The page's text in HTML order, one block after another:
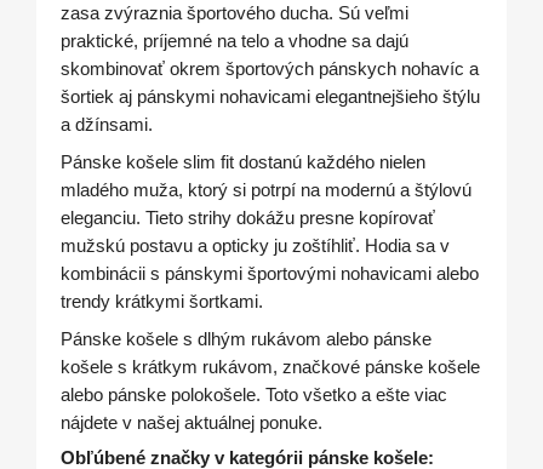
zasa zvýraznia športového ducha. Sú veľmi
praktické, príjemné na telo a vhodne sa dajú
skombinovať okrem športových pánskych nohavíc a
šortiek aj pánskymi nohavicami elegantnejšieho štýlu
a džínsami.
Pánske košele slim fit dostanú každého nielen
mladého muža, ktorý si potrpí na modernú a štýlovú
eleganciu. Tieto strihy dokážu presne kopírovať
mužskú postavu a opticky ju zoštíhliť. Hodia sa v
kombinácii s pánskymi športovými nohavicami alebo
trendy krátkymi šortkami.
Pánske košele s dlhým rukávom alebo pánske
košele s krátkym rukávom, značkové pánske košele
alebo pánske polokošele. Toto všetko a ešte viac
nájdete v našej aktuálnej ponuke.
Obľúbené značky v kategórii pánske košele: